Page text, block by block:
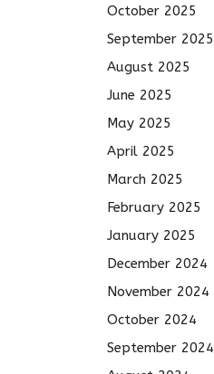
October 2025
September 2025
August 2025
June 2025
May 2025
April 2025
March 2025
February 2025
January 2025
December 2024
November 2024
October 2024
September 2024